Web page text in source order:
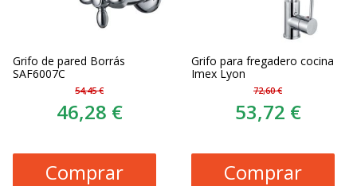
Grifo de pared Borrás
SAF6007C
54,45 €
46,28 €
Comprar
Grifo para fregadero cocina
Imex Lyon
72,60 €
53,72 €
Comprar